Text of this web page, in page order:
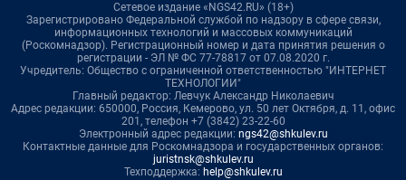
Сетевое издание «NGS42.RU» (18+)
Зарегистрировано Федеральной службой по надзору в сфере связи,
информационных технологий и массовых коммуникаций
(Роскомнадзор). Регистрационный номер и дата принятия решения о
регистрации - ЭЛ № ФС 77-78817 от 07.08.2020 г.
Учредитель: Общество с ограниченной ответственностью "ИНТЕРНЕТ
ТЕХНОЛОГИИ"
Главный редактор: Левчук Александр Николаевич
Адрес редакции: 650000, Россия, Кемерово, ул. 50 лет Октября, д. 11, офис
201, телефон +7 (3842) 23-22-60
Электронный адрес редакции: ngs42@shkulev.ru
Контактные данные для Роскомнадзора и государственных органов:
juristnsk@shkulev.ru
Техподдержка: help@shkulev.ru